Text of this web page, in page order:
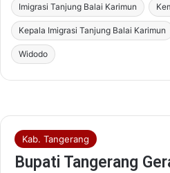
Imigrasi Tanjung Balai Karimun
Kepala Imigrasi Tanjung Balai Karimun
Widodo